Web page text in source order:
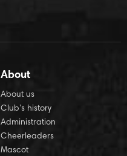
About
About us
Club’s history
Administration
Cheerleaders
Mascot